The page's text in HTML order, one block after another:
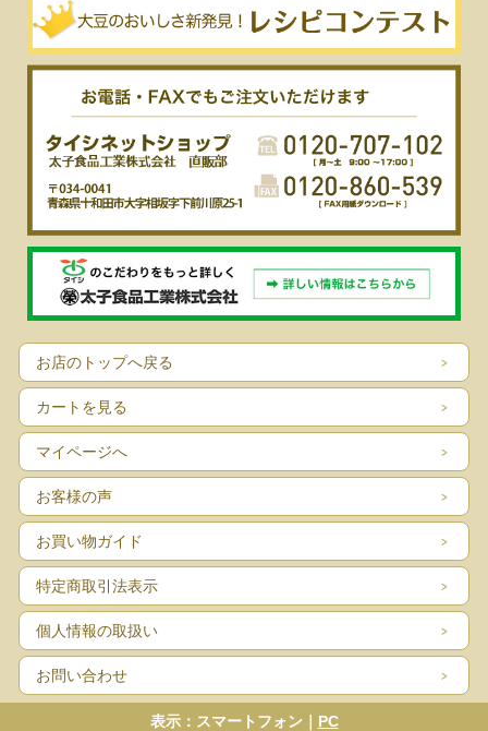
お店のトップへ戻る
カートを見る
マイページへ
お客様の声
お買い物ガイド
特定商取引法表示
個人情報の取扱い
お問い合わせ
表示：スマートフォン｜ PC